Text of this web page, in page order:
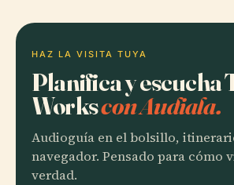
HAZ LA VISITA TUYA
Planifica y escucha
Workscon Audiala.
Audioguía en el bolsillo,
navegador. Pensado para cómo
verdad.